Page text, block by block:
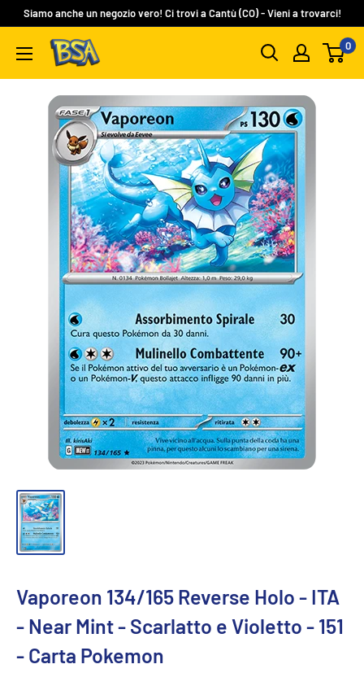
contenuto
Siamo anche un negozio vero! Ci trovi a Cantù (CO) - Vieni a trovarci!
BSA
Carte
Collezionabili
0
Vaporeon 134/165 Reverse Holo - ITA
- Near Mint - Scarlatto e Violetto - 151
- Carta Pokemon